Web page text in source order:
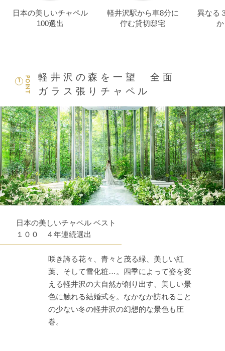
日本の美しいチャペル
100選出
軽井沢駅から車8分に
佇む貸切邸宅
異なる
POINT
1
軽井沢の森を一望 全面
ガラス張りチャペル
日本の美しいチャペル ベスト
１００ ４年連続選出
咲き誇る花々、青々と茂る緑、美しい紅
葉、そして雪化粧…。四季によって姿を変
える軽井沢の大自然が創り出す、美しい景
色に触れる結婚式を。なかなか訪れること
の少ない冬の軽井沢の幻想的な景色も圧
巻。